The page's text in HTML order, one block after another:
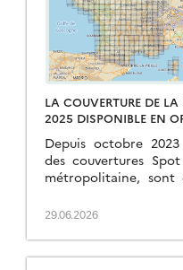
LA COUVERTURE DE
2025 DISPONIBLE EN
Depuis octobre
des couvertures
métropolitaine, sont
expérimentation
29.06.2026